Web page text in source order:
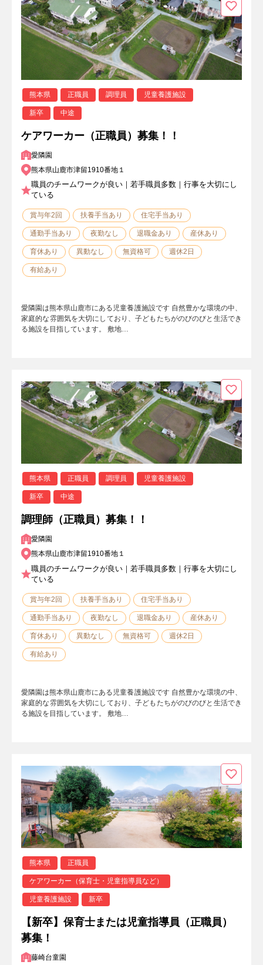
熊本県 正職員 調理員 児童養護施設
新卒 中途
ケアワーカー（正職員）募集！！
愛隣園
熊本県山鹿市津留1910番地１
職員のチームワークが良い｜若手職員多数｜行事を大切にし
ている
賞与年2回 扶養手当あり 住宅手当あり
通勤手当あり 夜勤なし 退職金あり 産休あり
育休あり 異動なし 無資格可 週休2日
有給あり
愛隣園は熊本県山鹿市にある児童養護施設です 自然豊かな環境の中、
家庭的な雰囲気を大切にしており、子どもたちがのびのびと生活でき
る施設を目指しています。 敷地…
熊本県 正職員 調理員 児童養護施設
新卒 中途
調理師（正職員）募集！！
愛隣園
熊本県山鹿市津留1910番地１
職員のチームワークが良い｜若手職員多数｜行事を大切にし
ている
賞与年2回 扶養手当あり 住宅手当あり
通勤手当あり 夜勤なし 退職金あり 産休あり
育休あり 異動なし 無資格可 週休2日
有給あり
愛隣園は熊本県山鹿市にある児童養護施設です 自然豊かな環境の中、
家庭的な雰囲気を大切にしており、子どもたちがのびのびと生活でき
る施設を目指しています。 敷地…
熊本県 正職員
ケアワーカー（保育士・児童指導員など）
児童養護施設 新卒
【新卒】保育士または児童指導員（正職員）
募集！
藤崎台童園